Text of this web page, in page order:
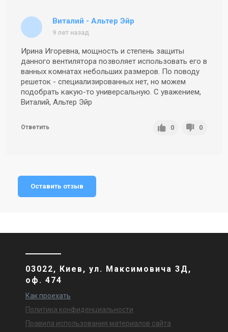
Виталий - Альтер Эйр
9 лет назад
Ирина Игоревна, мощность и степень защиты
данного вентилятора позволяет использовать его в
ванных комнатах небольших размеров. По поводу
решеток - специализированных нет, но можем
подобрать какую-то универсальную. С уважением,
Виталий, Альтер Эйр
Ответить 0 0
Оставить отзыв
03022, Киев, ул. Максимовича 3Д,
оф. 474
Как проехать
Политика конфиденциальности
Правила использования материалов сайта